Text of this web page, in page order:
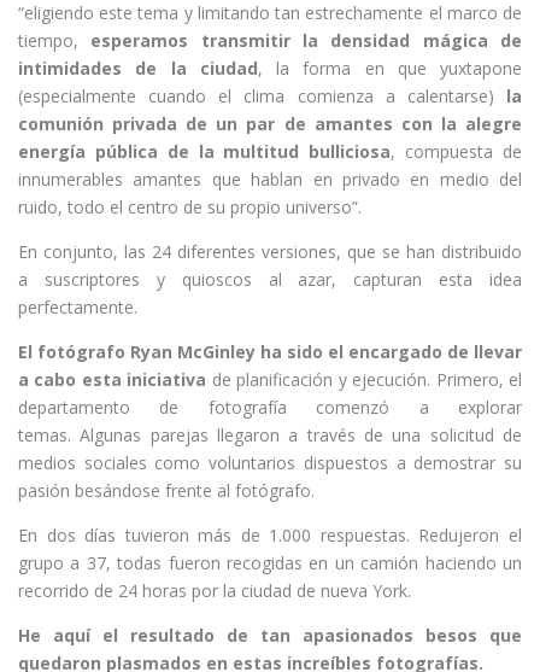
“eligiendo este tema y limitando tan estrechamente el marco de
tiempo, esperamos transmitir la densidad mágica de
intimidades de la ciudad, la forma en que yuxtapone
(especialmente cuando el clima comienza a calentarse) la
comunión privada de un par de amantes con la alegre
energía pública de la multitud bulliciosa, compuesta de
innumerables amantes que hablan en privado en medio del
ruido, todo el centro de su propio universo”.
En conjunto, las 24 diferentes versiones, que se han distribuido
a suscriptores y quioscos al azar, capturan esta idea
perfectamente.
El fotógrafo Ryan McGinley ha sido el encargado de llevar
a cabo esta iniciativa de planificación y ejecución. Primero, el
departamento de fotografía comenzó a explorar
temas. Algunas parejas llegaron a través de una solicitud de
medios sociales como voluntarios dispuestos a demostrar su
pasión besándose frente al fotógrafo.
En dos días tuvieron más de 1.000 respuestas. Redujeron el
grupo a 37, todas fueron recogidas en un camión haciendo un
recorrido de 24 horas por la ciudad de nueva York.
He aquí el resultado de tan apasionados besos que
quedaron plasmados en estas increíbles fotografías.